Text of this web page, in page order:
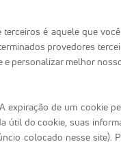
é aquele que
provedores
e personalizar melhor
de um cookie
útil do cookie, suas
colocado nesse site).